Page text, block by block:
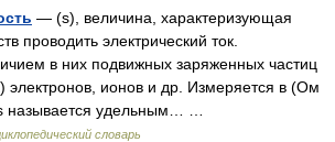
— (s), величина, характеризующая
проводить электрический ток.
в них подвижных заряженных частиц
электронов, ионов и др. Измеряется в (Ом
называется удельным… …
словарь